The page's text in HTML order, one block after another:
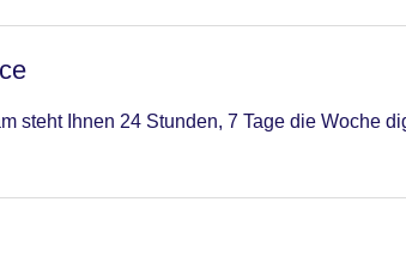
steht Ihnen 24 Stunden, 7 Tage die Woche